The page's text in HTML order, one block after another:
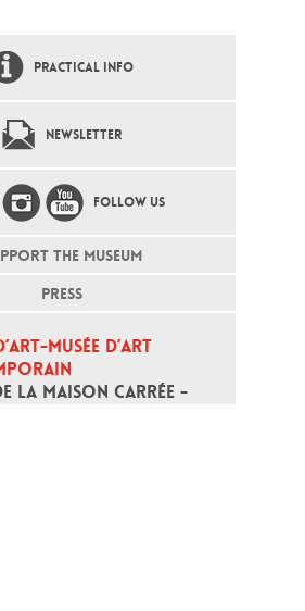
PRACTICAL INFO
NEWSLETTER
FOLLOW US
THE MUSEUM
PRESS
MUSÉE D’ART
LA MAISON CARRÉE -